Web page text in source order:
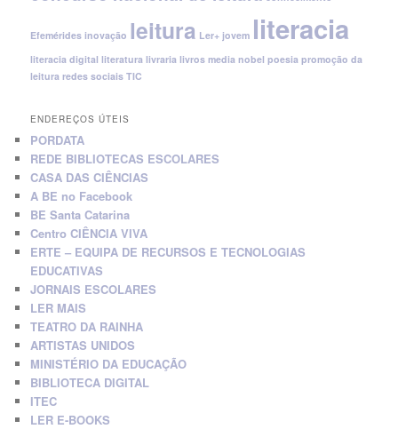
Efemérides inovação leitura Ler+ jovem literacia
literacia digital literatura livraria livros media nobel poesia promoção da
leitura redes sociais TIC
ENDEREÇOS ÚTEIS
PORDATA
REDE BIBLIOTECAS ESCOLARES
CASA DAS CIÊNCIAS
A BE no Facebook
BE Santa Catarina
Centro CIÊNCIA VIVA
ERTE – EQUIPA DE RECURSOS E TECNOLOGIAS
EDUCATIVAS
JORNAIS ESCOLARES
LER MAIS
TEATRO DA RAINHA
ARTISTAS UNIDOS
MINISTÉRIO DA EDUCAÇÃO
BIBLIOTECA DIGITAL
ITEC
LER E-BOOKS